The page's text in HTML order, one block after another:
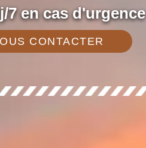
7 en cas d'urgence
CONTACTER